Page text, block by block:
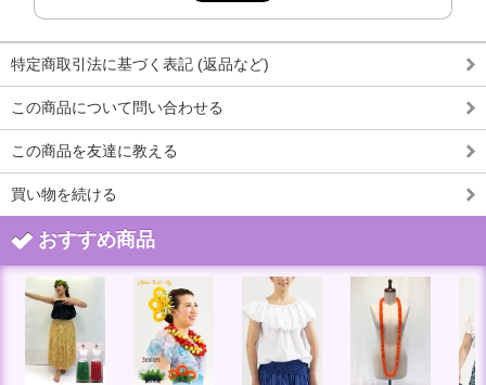
特定商取引法に基づく表記 (返品など)
この商品について問い合わせる
この商品を友達に教える
買い物を続ける
おすすめ商品